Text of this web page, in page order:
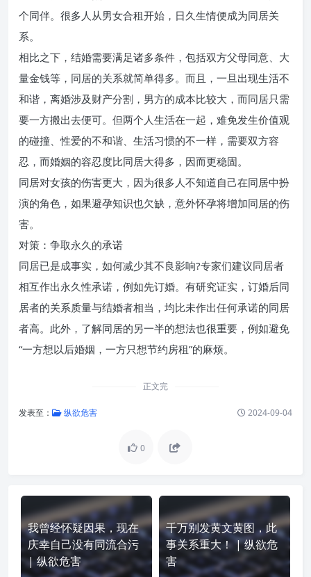
个同伴。很多人从男女合租开始，日久生情便成为同居关
系。
相比之下，结婚需要满足诸多条件，包括双方父母同意、大
量金钱等，同居的关系就简单得多。而且，一旦出现生活不
和谐，离婚涉及财产分割，男方的成本比较大，而同居只需
要一方搬出去便可。但两个人生活在一起，难免发生价值观
的碰撞、性爱的不和谐、生活习惯的不一样，需要双方容
忍，而婚姻的容忍度比同居大得多，因而更稳固。
同居对女孩的伤害更大，因为很多人不知道自己在同居中扮
演的角色，如果避孕知识也欠缺，意外怀孕将增加同居的伤
害。
对策：争取永久的承诺
同居已是成事实，如何减少其不良影响?专家们建议同居者
相互作出永久性承诺，例如先订婚。有研究证实，订婚后同
居者的关系质量与结婚者相当，均比未作出任何承诺的同居
者高。此外，了解同居的另一半的想法也很重要，例如避免
“一方想以后婚姻，一方只想节约房租”的麻烦。
正文完
发表至： 纵欲危害 2024-09-04
0
我曾经怀疑因果，现在
庆幸自己没有同流合污
| 纵欲危害
千万别发黄文黄图，此
事关系重大！ | 纵欲危
害